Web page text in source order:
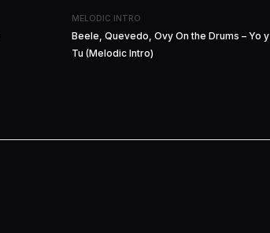
MELODIC INTRO
Beele, Quevedo, Ovy On the Drums – Yo y
Tu (Melodic Intro)